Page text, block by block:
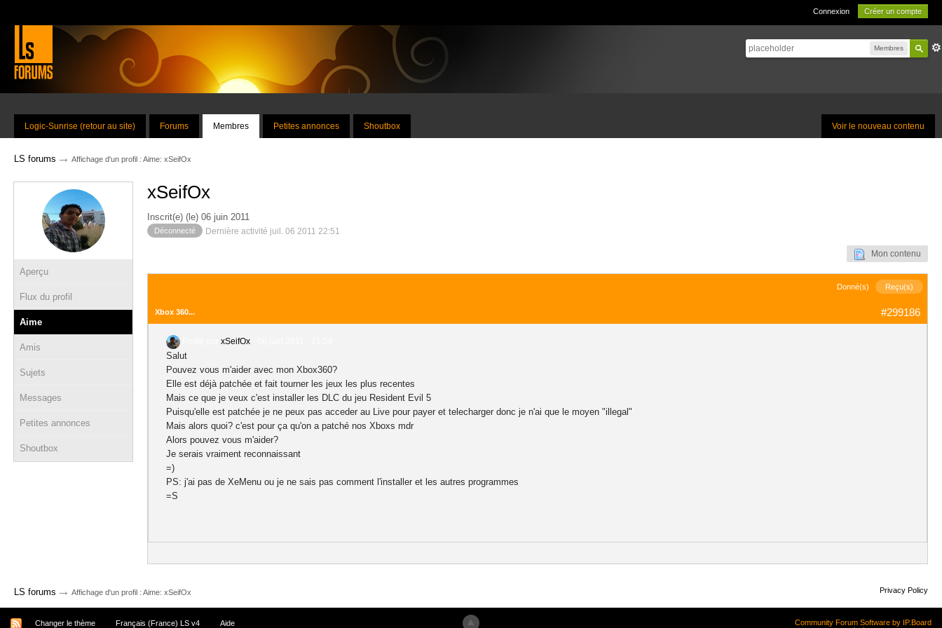
Connexion Créer un compte
Membres
Voir le nouveau contenu
Logic-Sunrise (retour au site) Forums Membres Petites annonces Shoutbox
LS forums → Affichage d'un profil : Aime: xSeifOx
Aperçu
Flux du profil
Aime
Amis
Sujets
Messages
Petites annonces
Shoutbox
xSeifOx
Inscrit(e) (le) 06 juin 2011
Déconnecté Dernière activité juil. 06 2011 22:51
Mon contenu
Donné(s) Reçu(s)
#299186
Xbox 360...
xSeifOx
Salut
Pouvez vous m'aider avec mon Xbox360?
Elle est déjà patchée et fait tourner les jeux les plus recentes
Mais ce que je veux c'est installer les DLC du jeu Resident Evil 5
Puisqu'elle est patchée je ne peux pas acceder au Live pour payer et telecharger donc je n'ai que le moyen "illegal"
Mais alors quoi? c'est pour ça qu'on a patché nos Xboxs mdr
Alors pouvez vous m'aider?
Je serais vraiment reconnaissant
=)
PS: j'ai pas de XeMenu ou je ne sais pas comment l'installer et les autres programmes
=S
LS forums → Affichage d'un profil : Aime: xSeifOx Privacy Policy
Changer le thème Français (France) LS v4 Aide
Community Forum Software by IP.Board